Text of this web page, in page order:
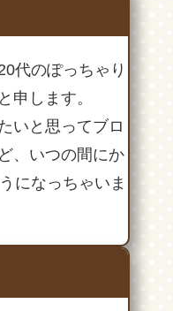
代のぽっちゃり
申します。
いと思ってブロ
、いつの間にか
になっちゃいま